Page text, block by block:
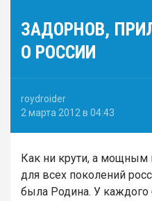
ЗАДОРНОВ,
О РОССИИ
roydroider
2 марта 2012 в 04:43
Как ни крути, а мощным
для всех поколений
была Родина. У